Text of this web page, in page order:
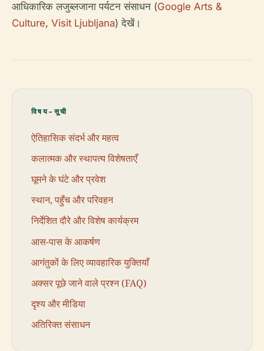
आधिकारिक लजुब्लजाना पर्यटन संसाधन (Google Arts &
Culture, Visit Ljubljana) देखें।
विषय-सूची
ऐतिहासिक संदर्भ और महत्व
कलात्मक और स्थापत्य विशेषताएँ
घूमने के घंटे और प्रवेश
स्थान, पहुँच और परिवहन
निर्देशित दौरे और विशेष कार्यक्रम
आस-पास के आकर्षण
आगंतुकों के लिए व्यावहारिक युक्तियाँ
अक्सर पूछे जाने वाले प्रश्न (FAQ)
दृश्य और मीडिया
अतिरिक्त संसाधन